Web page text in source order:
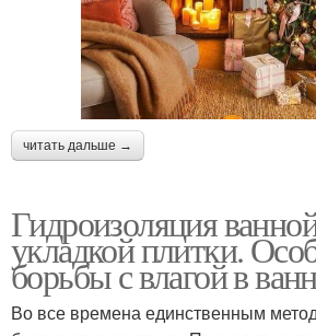
читать дальше →
Гидроизоляция
укладкой плитки.
борьбы с влагой в
Во все времена единственным